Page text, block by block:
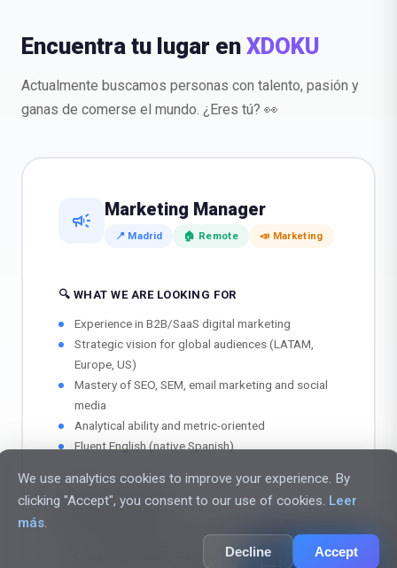
Encuentra tu lugar en XDOKU
Actualmente buscamos personas con talento, pasión y
ganas de comerse el mundo. ¿Eres tú? 👀
campaign
Marketing Manager
📍 Madrid 🏠 Remote 📣 Marketing
🔍 WHAT WE ARE LOOKING FOR
Experience in B2B/SaaS digital marketing
Strategic vision for global audiences (LATAM,
Europe, US)
Mastery of SEO, SEM, email marketing and social
media
Analytical ability and metric-oriented
Fluent English (native Spanish)
🎁 WHAT WE OFFER
Lead the marketing strategy for a global product
We use analytics cookies to improve your experience. By
clicking "Accept", you consent to our use of cookies. Leer
más.
Decline Accept
chat_bubble_outline AI Assistant